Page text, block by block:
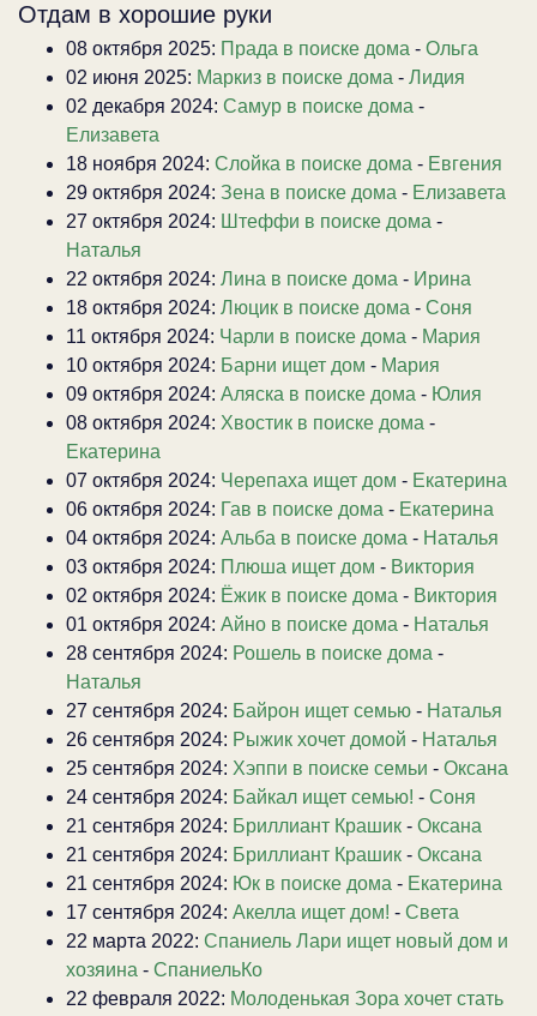
Отдам в хорошие руки
08 октября 2025: Прада в поиске дома - Ольга
02 июня 2025: Маркиз в поиске дома - Лидия
02 декабря 2024: Самур в поиске дома -
Елизавета
18 ноября 2024: Слойка в поиске дома - Евгения
29 октября 2024: Зена в поиске дома - Елизавета
27 октября 2024: Штеффи в поиске дома -
Наталья
22 октября 2024: Лина в поиске дома - Ирина
18 октября 2024: Люцик в поиске дома - Соня
11 октября 2024: Чарли в поиске дома - Мария
10 октября 2024: Барни ищет дом - Мария
09 октября 2024: Аляска в поиске дома - Юлия
08 октября 2024: Хвостик в поиске дома -
Екатерина
07 октября 2024: Черепаха ищет дом - Екатерина
06 октября 2024: Гав в поиске дома - Екатерина
04 октября 2024: Альба в поиске дома - Наталья
03 октября 2024: Плюша ищет дом - Виктория
02 октября 2024: Ёжик в поиске дома - Виктория
01 октября 2024: Айно в поиске дома - Наталья
28 сентября 2024: Рошель в поиске дома -
Наталья
27 сентября 2024: Байрон ищет семью - Наталья
26 сентября 2024: Рыжик хочет домой - Наталья
25 сентября 2024: Хэппи в поиске семьи - Оксана
24 сентября 2024: Байкал ищет семью! - Соня
21 сентября 2024: Бриллиант Крашик - Оксана
21 сентября 2024: Бриллиант Крашик - Оксана
21 сентября 2024: Юк в поиске дома - Екатерина
17 сентября 2024: Акелла ищет дом! - Света
22 марта 2022: Спаниель Лари ищет новый дом и
хозяина - СпаниельКо
22 февраля 2022: Молоденькая Зора хочет стать